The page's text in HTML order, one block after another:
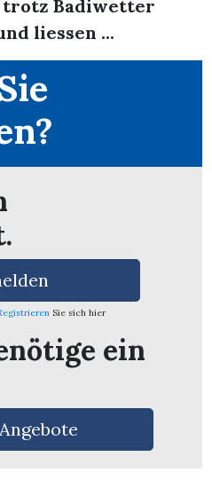
trotz Badiwetter
liessen ...
Sie sich hier
ein